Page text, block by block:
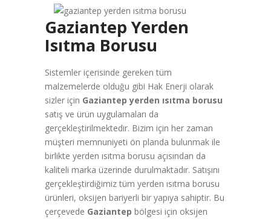
Gaziantep Yerden
Isıtma Borusu
Sistemler içerisinde gereken tüm
malzemelerde olduğu gibi Hak Enerji olarak
sizler için Gaziantep yerden ısıtma borusu
satış ve ürün uygulamaları da
gerçekleştirilmektedir. Bizim için her zaman
müşteri memnuniyeti ön planda bulunmak ile
birlikte yerden ısıtma borusu açısından da
kaliteli marka üzerinde durulmaktadır. Satışını
gerçekleştirdiğimiz tüm yerden ısıtma borusu
ürünleri, oksijen bariyerli bir yapıya sahiptir. Bu
çerçevede Gaziantep bölgesi için oksijen